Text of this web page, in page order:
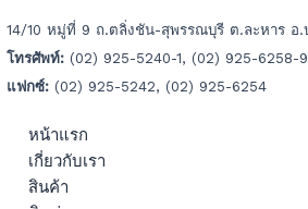
14/10 หมู่ที่ 9 ถ.ตลิ่งชัน-สุพรรณบุรี ต.ละหาร อ.บ
โทรศัพท์: (02) 925-5240-1, (02) 925-6258-
แฟกซ์: (02) 925-5242, (02) 925-6254
หน้าแรก
เกี่ยวกับเรา
สินค้า